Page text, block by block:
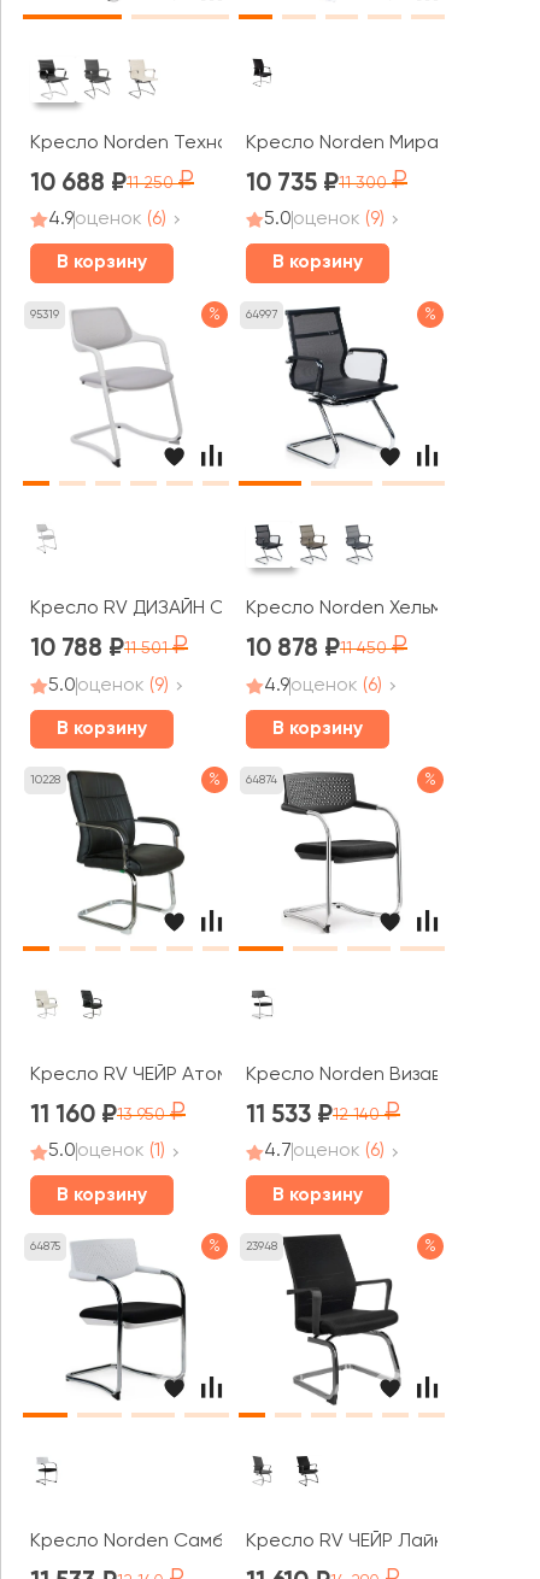
Кресло Norden Техно CF
10 688 11 250
4.9оценок (6)
В корзину
Кресло Norden Мира блэк CF /
10 735 11 300
5.0оценок (9)
В корзину
95319 %
Кресло RV ДИЗАЙН Скролл СФ / Scroll SF (HY-813BC)
10 788 11 501
5.0оценок (9)
В корзину
64997 %
Кресло Norden Хельмут CF
10 878 11 450
4.9оценок (6)
В корзину
10228 %
Кресло RV ЧЕЙР Атом / Atom (9249-4)
11 160 13 950
5.0оценок (1)
В корзину
64874 %
Кресло Norden Визави / Visavi
11 533 12 140
4.7оценок (6)
В корзину
64875 %
Кресло Norden Самба white CF
23948 %
Кресло RV ЧЕЙР Лайк / Like